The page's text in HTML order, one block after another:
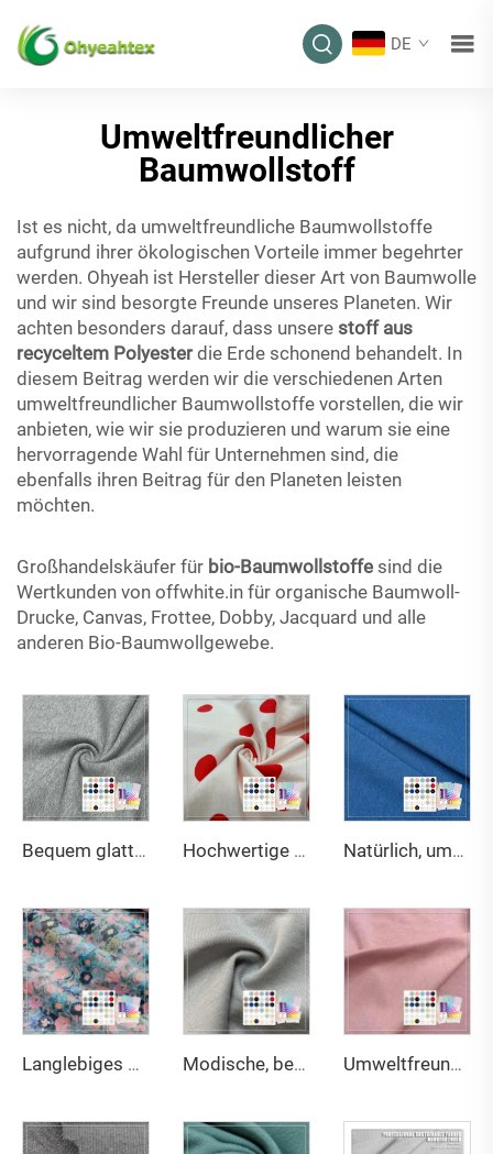
DE
Umweltfreundlicher
Baumwollstoff
Ist es nicht, da umweltfreundliche Baumwollstoffe
aufgrund ihrer ökologischen Vorteile immer begehrter
werden. Ohyeah ist Hersteller dieser Art von Baumwolle
und wir sind besorgte Freunde unseres Planeten. Wir
achten besonders darauf, dass unsere stoff aus
recyceltem Polyesterdie Erde schonend behandelt. In
diesem Beitrag werden wir die verschiedenen Arten
umweltfreundlicher Baumwollstoffe vorstellen, die wir
anbieten, wie wir sie produzieren und warum sie eine
hervorragende Wahl für Unternehmen sind, die
ebenfalls ihren Beitrag für den Planeten leisten
möchten.
Großhandelskäufer für bio-Baumwollstoffe sind die
Wertkunden von offwhite.in für organische Baumwoll-
Drucke, Canvas, Frottee, Dobby, Jacquard und alle
anderen Bio-Baumwollgewebe.
Bequem glatt 420gsm 70% Bamboo 30% Bio-Baumwolle Französisch Terry-Stoff für Hoodies Hochwertige Farbechtheit 200g/m² 95% Baumwolle 5% Elasthan Jerseydruckstoff geeignet für Kinder-T-Shirts Natürlich, umweltfreundlich, antibakteriell und geruchshemmendes 290gsm-Jerseygewebe mit 63% Bambus, 27% Bio-Baumwolle und 10% Spandex, geeignet für hochwertige Sport- und Trainingsbekleidung
Langlebiges und hochfestes 70gsm 100 % Baumwoll-Print-Popeline-Gewebe, geeignet für die Herstellung von Hemden. Modische, bequeme, umweltfreundliche, dehnbare, leichte, knitterresistente Modal/Baumwoll-Boxershorts Umweltfreundlich und weich, Ohyeah Marke 32S Jersey Elasthan Baumwolle Modal Stoff Modell OY-103 164gsm für Unterwäsche